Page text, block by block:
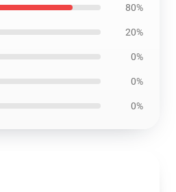
80%
20%
0%
0%
0%